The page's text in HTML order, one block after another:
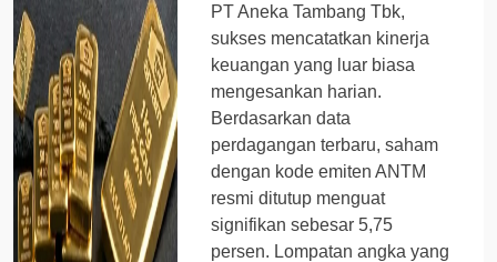
PT Aneka Tambang Tbk,
sukses mencatatkan kinerja
keuangan yang luar biasa
mengesankan harian.
Berdasarkan data
perdagangan terbaru, saham
dengan kode emiten ANTM
resmi ditutup menguat
signifikan sebesar 5,75
persen. Lompatan angka yang